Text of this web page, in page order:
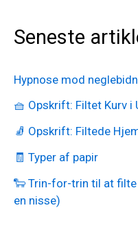
Seneste
Hypnose mod
🧺 Opskrift: Filtet Kurv i
🧦 Opskrift: Filtede
🧾 Typer af papir
🐑 Trin-for-trin til at
en nisse)